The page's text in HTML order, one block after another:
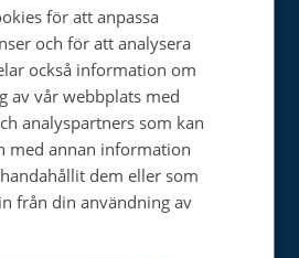
med donerade medel
cancerforskning, främjar
cancer och stöder de
närstående.
nummer 0237165-7)
Helsingfors,
för att anpassa
och för att analysera
också information om
av vår webbplats med
analyspartners som kan
med annan information
dem eller som
från din användning av